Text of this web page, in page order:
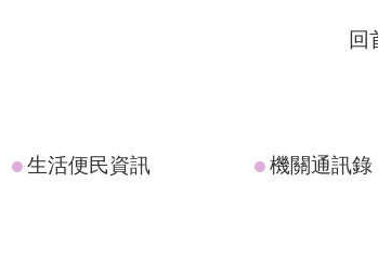
回
生活便民資訊 機關通訊錄